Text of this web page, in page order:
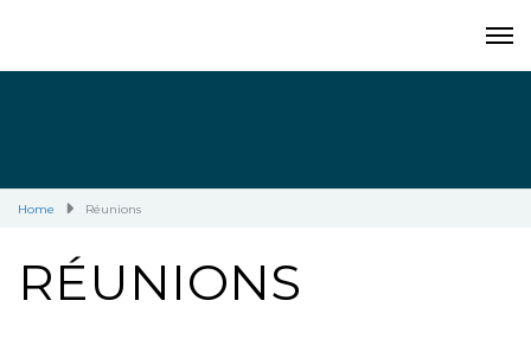
Home Réunions
RÉUNIONS